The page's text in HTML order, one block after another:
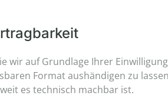
wir auf Grundlage Ihrer
Format aushändigen zu
es technisch machbar ist.